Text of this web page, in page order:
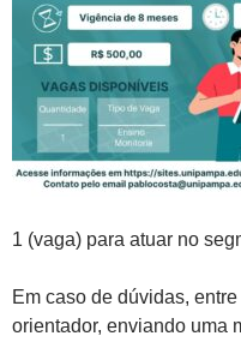
1 (vaga) para atuar no
Em caso de dúvidas,
orientador, enviando uma